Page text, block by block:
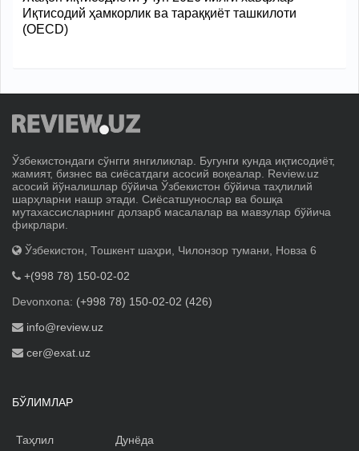
Иқтисодий ҳамкорлик ва тараққиёт ташкилоти
(OECD)
Ўзбекистондаги сўнгги янгиликлар. Бугунги кунда иқтисодиёт,
жамият, бизнес ва сиёсатдаги асосий воқеалар. Review.uz
асосий йўналишлар бўйича Ўзбекистон бўйича таҳлилий
шарҳларни нашр этади. Сиёсатшунослар ва бошқа
мутахассисларнинг долзарб масалалар ва мавзулар бўйича
фикрлари.
Ўзбекистон, Тошкент шаҳри, Чилонзор тумани, Новза 6
+(998 78) 150-02-02
Devonxona: (+998 78) 150-02-02 (426)
info@review.uz
cer@exat.uz
БЎЛИМЛАР
Таҳлил
Дунёда